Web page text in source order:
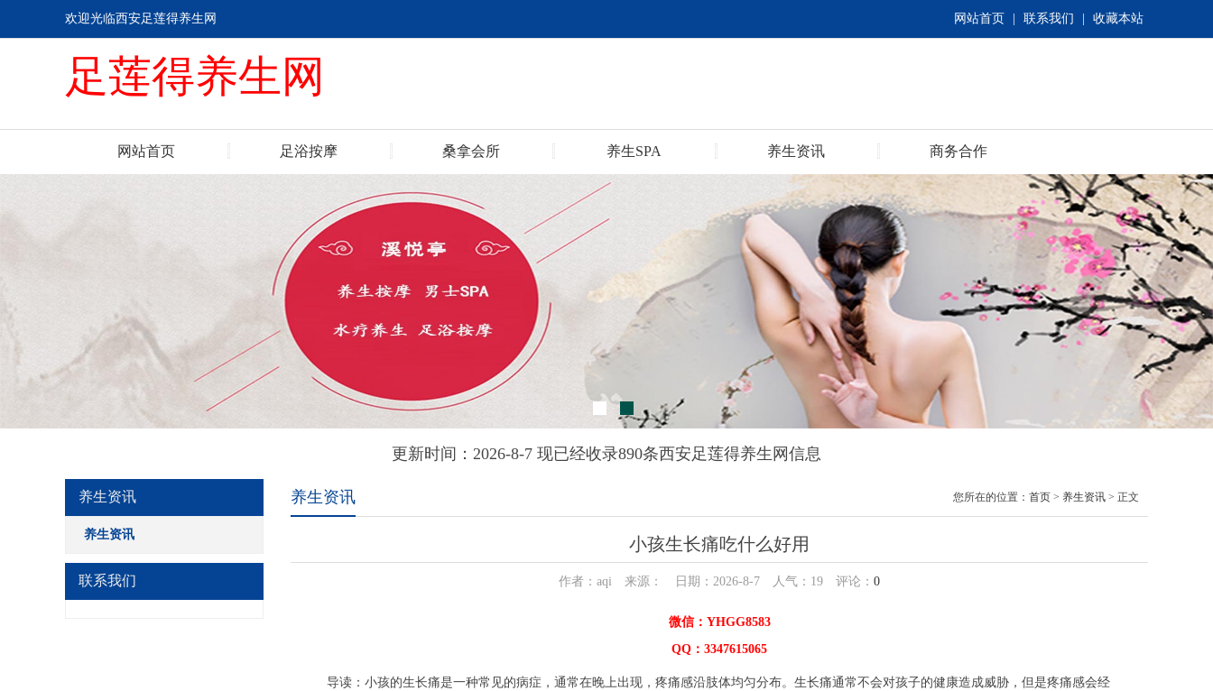
网站首页 联系我们 收藏本站
欢迎光临西安足莲得养生网
足莲得养生网
网站首页 足浴按摩 桑拿会所 养生SPA 养生资讯 商务合作
更新时间：2026-8-7 现已经收录890条西安足莲得养生网信息
养生资讯
养生资讯
联系我们
养生资讯 您所在的位置： 首页 > 养生资讯 > 正文
小孩生长痛吃什么好用
作者：aqi 来源： 日期：2026-8-7 人气： 19 评论： 0
微信：YHGG8583
QQ：3347615065
导读：小孩的生长痛是一种常见的病症，通常在晚上出现，疼痛感沿肢体均匀分布。生长痛通常不会对孩子的健康造成威胁，但是疼痛感会经